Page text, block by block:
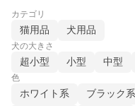
カテゴリ
猫用品 犬用品
犬の大きさ
超小型 小型 中型
色
ホワイト系 ブラック系